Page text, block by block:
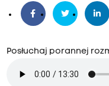
Posłuchaj porannej